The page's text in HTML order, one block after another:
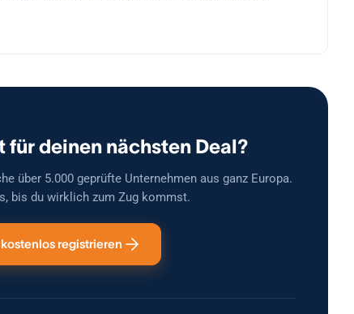
für deinen nächsten Deal?
über 5.000 geprüfte Unternehmen aus ganz Europa.
bis du wirklich zum Zug kommst.
registrieren